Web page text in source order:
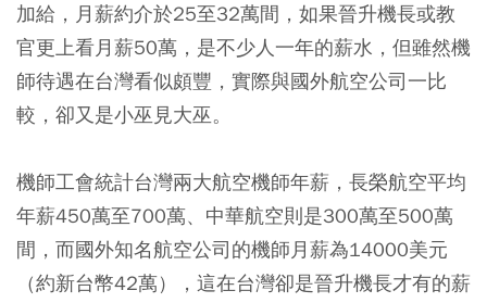
加給，月薪約介於25至32萬間，如果晉升機長或教
官更上看月薪50萬，是不少人一年的薪水，但雖然機
師待遇在台灣看似頗豐，實際與國外航空公司一比
較，卻又是小巫見大巫。
機師工會統計台灣兩大航空機師年薪，長榮航空平均
年薪450萬至700萬、中華航空則是300萬至500萬
間，而國外知名航空公司的機師月薪為14000美元
（約新台幣42萬），這在台灣卻是晉升機長才有的薪